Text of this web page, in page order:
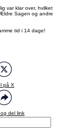
var klar over, hvilket
Sagen og andre
tid i 14 dage!
på X
del link